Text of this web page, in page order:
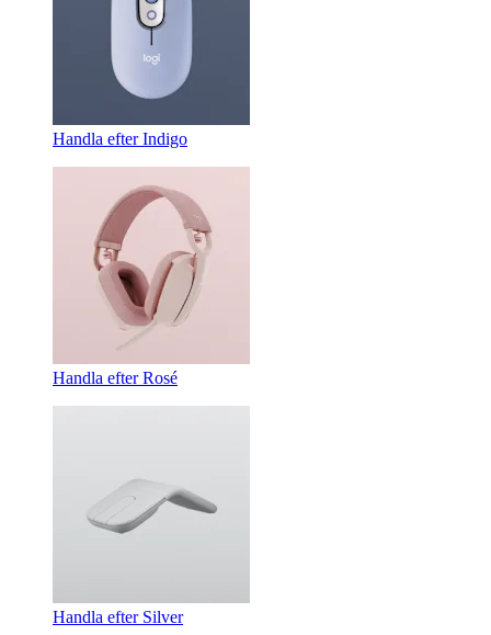
Handla efter Indigo
Handla efter Rosé
Handla efter Silver